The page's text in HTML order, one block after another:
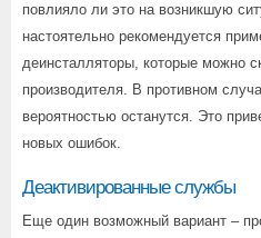
повлияло ли это на возникшую
настоятельно рекомендуется
деинсталляторы, которые можно
производителя. В противном
вероятностью останутся. Это
новых ошибок.
Деактивированные службы
Еще один возможный вариант –